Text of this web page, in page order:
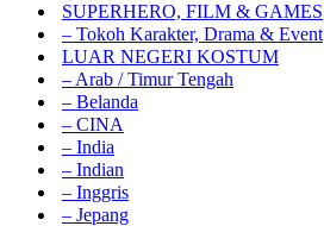
SUPERHERO, FILM & GAMES
– Tokoh Karakter, Drama & Event
LUAR NEGERI KOSTUM
– Arab / Timur Tengah
– Belanda
– CINA
– India
– Indian
– Inggris
– Jepang